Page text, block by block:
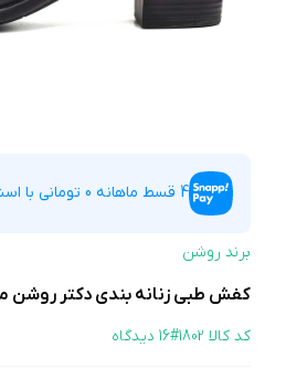
4 قسط ماهانه 0 تومانی با اسنپ پی! (بدون کارمزد)
برند روشن
کفش طبی زنانه بندی دکتر روشن مدل
کد کالا 1802# 16 دیدگاه